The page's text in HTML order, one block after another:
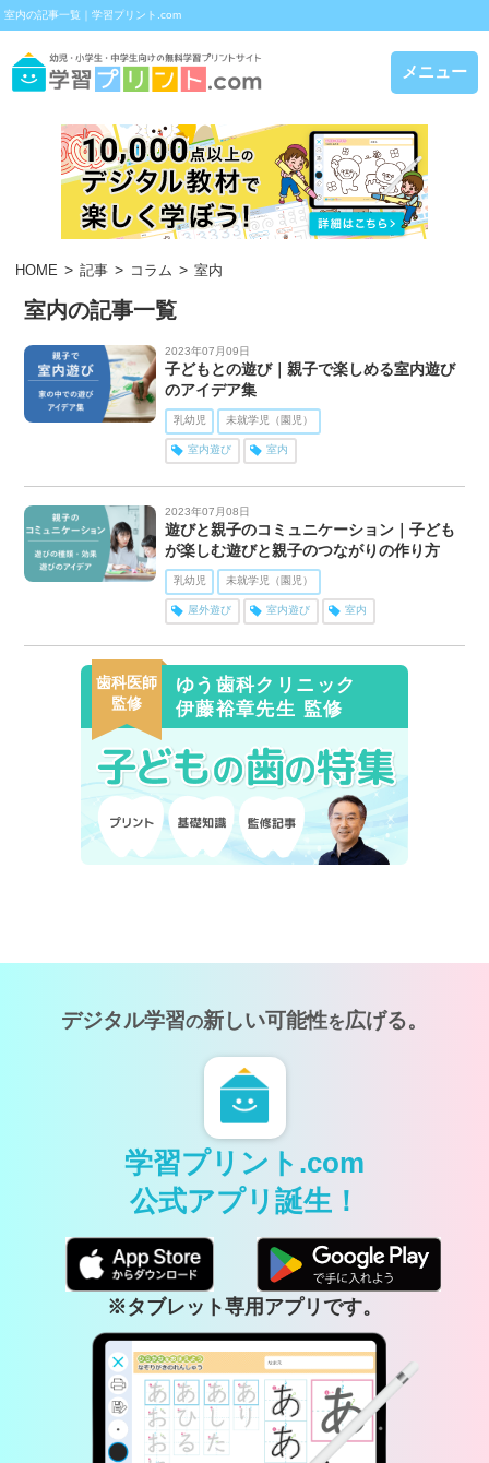
室内の記事一覧｜学習プリント.com
メニュー
HOME 記事 コラム 室内
室内の記事一覧
2023年07月09日
子どもとの遊び｜親子で楽しめる室内遊び
のアイデア集
乳幼児 未就学児（園児）
室内遊び 室内
2023年07月08日
遊びと親子のコミュニケーション｜子ども
が楽しむ遊びと親子のつながりの作り方
乳幼児 未就学児（園児）
屋外遊び 室内遊び 室内
歯科医師
監修
ゆう歯科クリニック
伊藤裕章先生 監修
デジタル学習の新しい可能性を広げる。
学習プリント.com
公式アプリ誕生！
※タブレット専用アプリです。